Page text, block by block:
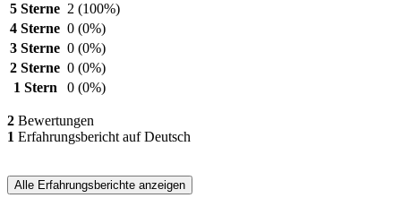
5 Sterne 2 (100%)
4 Sterne 0 (0%)
3 Sterne 0 (0%)
2 Sterne 0 (0%)
1 Stern
0 (0%)
2 Bewertungen
1 Erfahrungsbericht auf Deutsch
Alle Erfahrungsberichte anzeigen